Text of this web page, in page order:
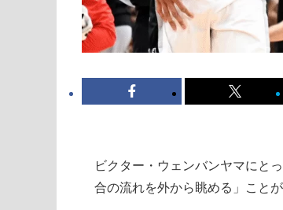
ビクター・ウェンバンヤマにと
合の流れを外から眺める」こと